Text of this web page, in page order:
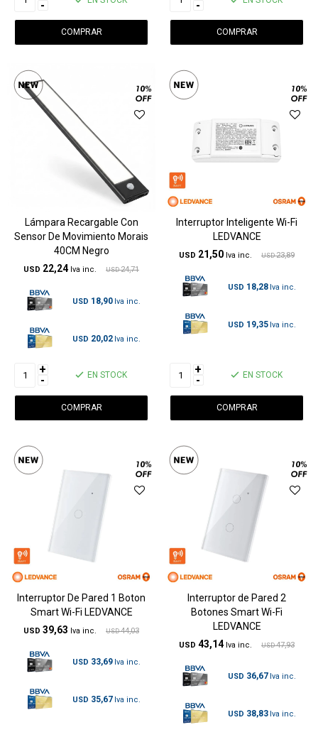
- -
Lámpara Recargable Con
Sensor De Movimiento Morais
40CM Negro
USD 22,24 USD 24,71
USD 18,90
USD 20,02
+
- EN STOCK
Interruptor Inteligente Wi-Fi
LEDVANCE
USD 21,50 USD 23,89
USD 18,28
USD 19,35
+
- EN STOCK
Interruptor De Pared 1 Boton
Smart Wi-Fi LEDVANCE
USD 39,63 USD 44,03
USD 33,69
USD 35,67
Interruptor de Pared 2
Botones Smart Wi-Fi
LEDVANCE
USD 43,14 USD 47,93
USD 36,67
USD 38,83